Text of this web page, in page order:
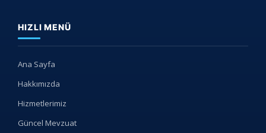
HIZLI MENÜ
Ana Sayfa
Hakkımızda
Hizmetlerimiz
Güncel Mevzuat